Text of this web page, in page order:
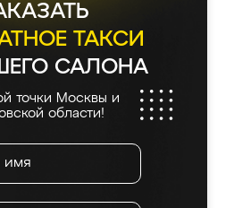
ТАКСИ
САЛОНА
точки Москвы и
области!